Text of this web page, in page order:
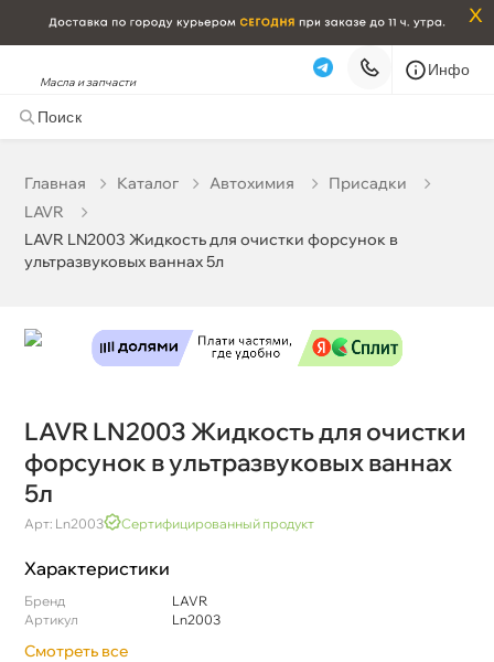
x
Масла и запчасти
Инфо
Главная Катало Автохимия
Присадки
LAVR
LAVR LN2003 Жидкость для очистки форсунок
ультразвуковых ваннах 5л
LAVR LN2003 Жидкость для очистки
форсунок в ультразвуковых ваннах
5л
Арт: Ln2003 Сертифицированный продукт
Характеристики
Бренд
LAVR
Артикул
Ln2003
Смотреть все
LAVR LN2003 Жидкость для очистки форсунок
Бесплатная Сегодня, 09.08 (при заказе от 2000₽)
Срочная за 2 ч – 399 ₽
Карта Список